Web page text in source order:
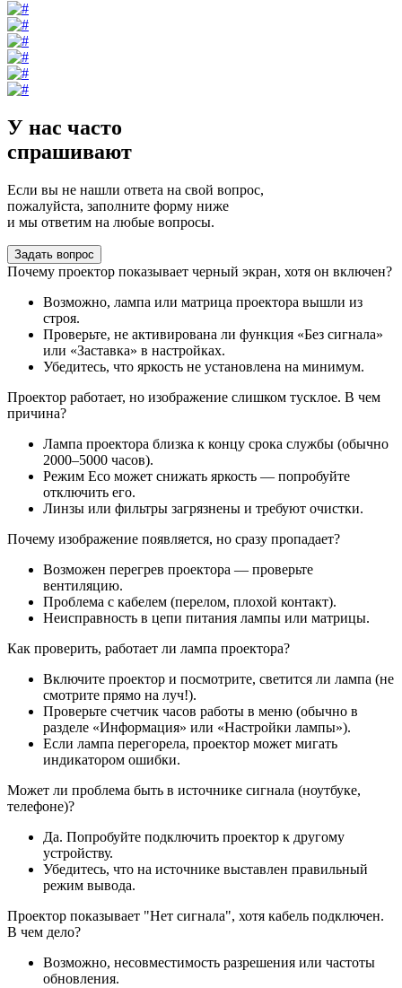
У нас часто
спрашивают
Если вы не нашли ответа на свой вопрос,
пожалуйста, заполните форму ниже
и мы ответим на любые вопросы.
Задать вопрос
Почему проектор показывает черный экран, хотя он включен?
Возможно, лампа или матрица проектора вышли из
строя.
Проверьте, не активирована ли функция «Без сигнала»
или «Заставка» в настройках.
Убедитесь, что яркость не установлена на минимум.
Проектор работает, но изображение слишком тусклое. В чем
причина?
Лампа проектора близка к концу срока службы (обычно
2000–5000 часов).
Режим Eco может снижать яркость — попробуйте
отключить его.
Линзы или фильтры загрязнены и требуют очистки.
Почему изображение появляется, но сразу пропадает?
Возможен перегрев проектора — проверьте
вентиляцию.
Проблема с кабелем (перелом, плохой контакт).
Неисправность в цепи питания лампы или матрицы.
Как проверить, работает ли лампа проектора?
Включите проектор и посмотрите, светится ли лампа (не
смотрите прямо на луч!).
Проверьте счетчик часов работы в меню (обычно в
разделе «Информация» или «Настройки лампы»).
Если лампа перегорела, проектор может мигать
индикатором ошибки.
Может ли проблема быть в источнике сигнала (ноутбуке,
телефоне)?
Да. Попробуйте подключить проектор к другому
устройству.
Убедитесь, что на источнике выставлен правильный
режим вывода.
Проектор показывает "Нет сигнала", хотя кабель подключен.
В чем дело?
Возможно, несовместимость разрешения или частоты
обновления.